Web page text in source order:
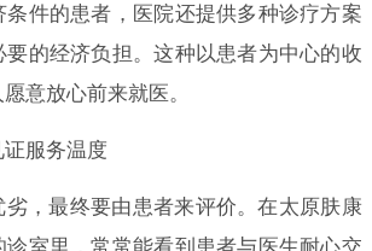
条件的患者，医院还提供多种诊疗方案
的经济负担。这种以患者为中心的收
意放心前来就医。
服务温度
劣，最终要由患者来评价。在太原肤康